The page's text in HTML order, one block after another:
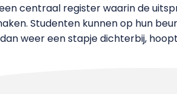
centraal register waarin de
Studenten kunnen op hun
weer een stapje dichterbij,